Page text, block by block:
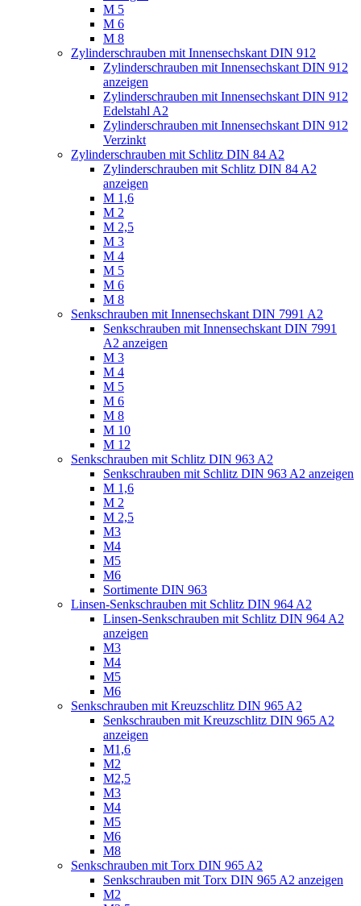
M 5
M 6
M 8
Zylinderschrauben mit Innensechskant DIN 912
Zylinderschrauben mit Innensechskant DIN 912
anzeigen
Zylinderschrauben mit Innensechskant DIN 912
Edelstahl A2
Zylinderschrauben mit Innensechskant DIN 912
Verzinkt
Zylinderschrauben mit Schlitz DIN 84 A2
Zylinderschrauben mit Schlitz DIN 84 A2
anzeigen
M 1,6
M 2
M 2,5
M 3
M 4
M 5
M 6
M 8
Senkschrauben mit Innensechskant DIN 7991 A2
Senkschrauben mit Innensechskant DIN 7991
A2 anzeigen
M 3
M 4
M 5
M 6
M 8
M 10
M 12
Senkschrauben mit Schlitz DIN 963 A2
Senkschrauben mit Schlitz DIN 963 A2 anzeigen
M 1,6
M 2
M 2,5
M3
M4
M5
M6
Sortimente DIN 963
Linsen-Senkschrauben mit Schlitz DIN 964 A2
Linsen-Senkschrauben mit Schlitz DIN 964 A2
anzeigen
M3
M4
M5
M6
Senkschrauben mit Kreuzschlitz DIN 965 A2
Senkschrauben mit Kreuzschlitz DIN 965 A2
anzeigen
M1,6
M2
M2,5
M3
M4
M5
M6
M8
Senkschrauben mit Torx DIN 965 A2
Senkschrauben mit Torx DIN 965 A2 anzeigen
M2